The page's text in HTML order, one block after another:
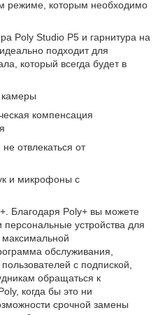
режиме, которым необходимо
Poly Studio P5 и гарнитура на
подходит для
который всегда будет в
камеры
компенсация
отвлекаться от
и микрофоны с
Благодаря Poly+ вы можете
устройства для
обслуживания,
с подпиской,
обращаться к
когда бы это ни
срочной замены